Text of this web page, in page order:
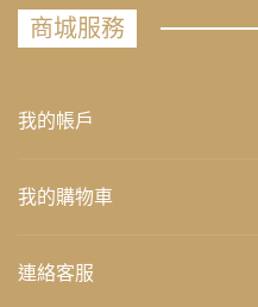
商城服務
我的帳戶
我的購物車
連絡客服